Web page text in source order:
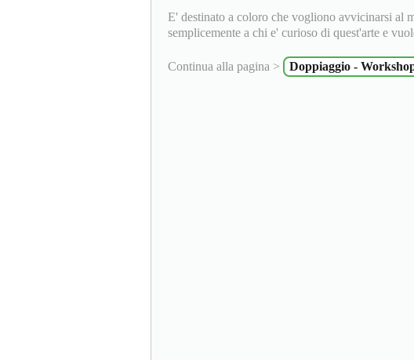
E' destinato a coloro che vogliono avvicinarsi al
semplicemente a chi e' curioso di quest'arte e
Continua alla pagina > Doppiaggio -